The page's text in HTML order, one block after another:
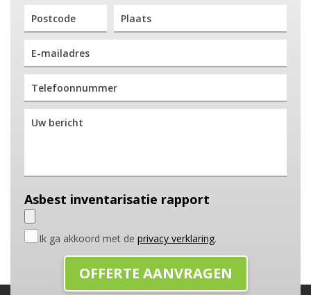
Asbest inventarisatie rapport
Ik ga akkoord met de privacy verklaring.